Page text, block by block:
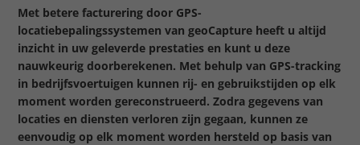
Met betere facturering door GPS-
locatiebepalingssystemen van geoCapture heeft u altijd
inzicht in uw geleverde prestaties en kunt u deze
nauwkeurig doorberekenen. Met behulp van GPS-tracking
in bedrijfsvoertuigen kunnen rij- en gebruikstijden op elk
moment worden gereconstrueerd. Zodra gegevens van
locaties en diensten verloren zijn gegaan, kunnen ze
eenvoudig op elk moment worden hersteld op basis van